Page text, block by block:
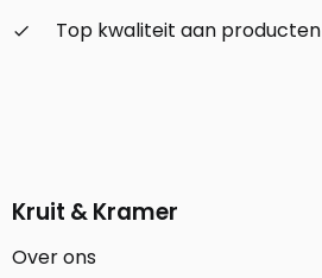
check_small
Top kwaliteit aan producten
Kruit & Kramer
Over ons